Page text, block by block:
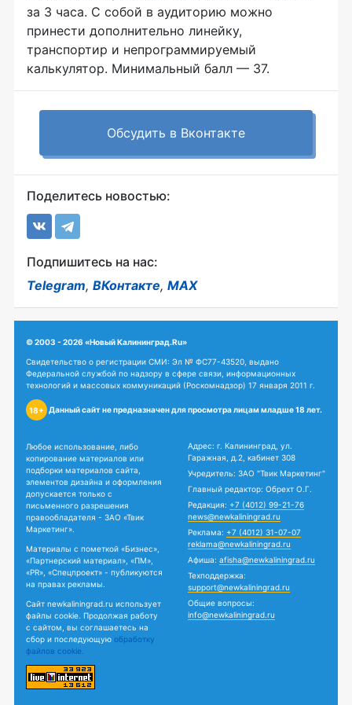
за 3 часа. С собой в аудиторию можно
принести дополнительно линейку,
транспортир и непрограммируемый
калькулятор. Минимальный балл — 37.
Обсудить в Вконтакте
Поделитесь новостью:
Подпишитесь на нас:
Telegram, ВКонтакте, MAX
© 2003 - 2026 «Новый Калининград.Ru»
Свидетельство о регистрации СМИ: Эл № ФС77-43520, выдано
Федеральной службой по надзору в сфере связи, информационных
технологий и массовых коммуникаций (Роскомнадзор) 17 января 2011 г.
18+ Данный сайт не предназначен для просмотра лицам младше 18 лет.
Любое использование, либо
копирование материалов или
подборки материалов сайта,
элементов дизайна и оформления
допускается только с
письменного разрешения
правообладателя - ЗАО «Твик
Маркетинг».
Материалы с пометкой «Бизнес»,
«Партнерский материал», «ПМ»,
«PR», «Спецпроект» - публикуются
на правах рекламы.
Сайт newkaliningrad.ru использует
файлы cookie. Продолжая работу
с сайтом, вы соглашаетесь на
сбор и последующую обработку
файлов cookie.
Адрес: г. Калининград, ул.
Гаражная, д.2, кабинет 308
Учредитель: ЗАО "Твик Маркетинг"
Главный редактор: Обрехт О.Г.
Редакция: +7 (4012) 99-21-76
news@newkaliningrad.ru
Реклама: +7 (4012) 31-07-07
reklama@newkaliningrad.ru
Афиша: afisha@newkaliningrad.ru
Техподдержка:
support@newkaliningrad.ru
Общие вопросы:
info@newkaliningrad.ru